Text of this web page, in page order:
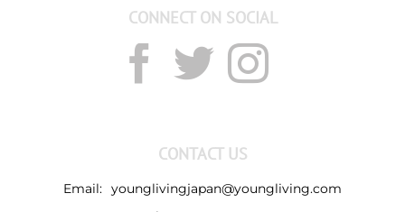
CONNECT ON SOCIAL
CONTACT US
Email: younglivingjapan@youngliving.com